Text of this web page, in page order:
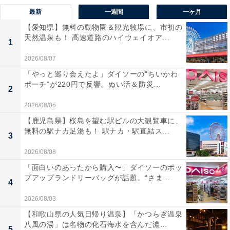
最新 一週間 一ヶ月
1
【愛知県】無料の動物園＆観光牧場に、市初の
天然温泉も！ 高速道路のハイウェイオア...
2026/08/07
2
「やっと巡り会えたよ」ダイソーの“ちいかわ
ポーチ”が220円で反響。ぬい活＆防災...
2026/08/06
3
【鹿児島県】桜島を望む駅ビルの大観覧車に、
無料の駅ナカ足湯も！ 駅ナカ・駅直結ス...
2026/08/08
4
「面白いのあったから購入〜」ダイソーのポッ
プアップランドリーバッグが話題。“さま...
2026/08/03
【和歌山県の人気日帰り温泉】「かつらぎ温泉
八風の湯」は名物の化石海水を含んだ濃...